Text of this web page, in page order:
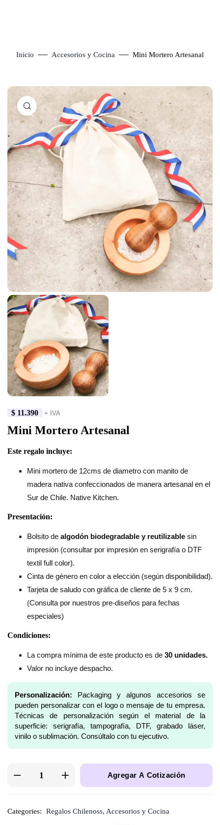
Inicio Accesorios y Cocina Mini Mortero Artesanal
Click to enlarge
$ 11.390 + IVA
Mini Mortero Artesanal
Este regalo incluye:
Mini mortero de 12cms de diametro con manito de
madera nativa confeccionados de manera artesanal en el
Sur de Chile. Native Kitchen.
Presentación:
Bolsito de algodón biodegradable y reutilizable sin
impresión (consultar por impresión en serigrafía o DTF
textil full color).
Cinta de género en color a elección (según disponibilidad).
Tarjeta de saludo con gráfica de cliente de 5 x 9 cm.
(Consulta por nuestros pre-diseños para fechas
especiales)
Condiciones:
La compra mínima de este producto es de 30 unidades.
Valor no incluye despacho.
Personalización: Packaging y algunos accesorios se
pueden personalizar con el logo o mensaje de tu empresa.
Técnicas de personalización según el material de la
superficie: serigrafía, tampografía, DTF, grabado láser,
vinilo o sublimación. Consúltalo con tu ejecutivo.
Agregar A Cotización
Categories: Regalos Chilenoss, Accesorios y Cocina